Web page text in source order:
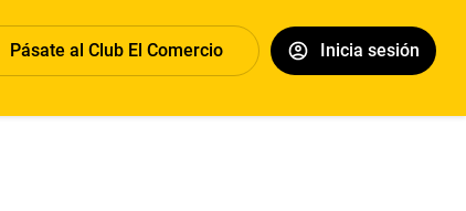
Pásate al Club El Comercio Inicia sesión